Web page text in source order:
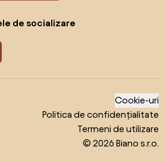
de socializare
Cookie-uri
Politica de confidențialitate
Termeni de utilizare
© 2026 Biano s.r.o.